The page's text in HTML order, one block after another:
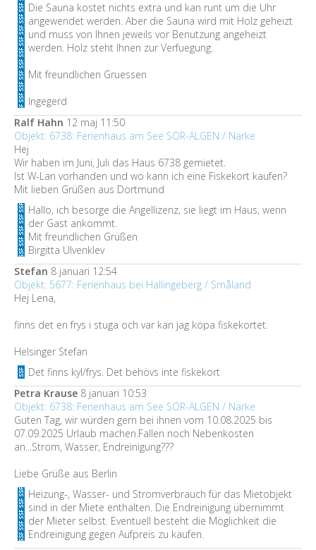
Die Sauna kostet nichts extra und kan runt um die Uhr
angewendet werden. Aber die Sauna wird mit Holz geheizt
und muss von Ihnen jeweils vor Benutzung angeheizt
werden. Holz steht Ihnen zur Verfuegung.
Mit freundlichen Gruessen
Ingegerd
Ralf Hahn 12 maj 11:50
Objekt: 6738: Ferienhaus am See SÖR-ÄLGEN / Närke
Hej
Wir haben im Juni, Juli das Haus 6738 gemietet.
Ist W-Lan vorhanden und wo kann ich eine Fiskekort kaufen?
Mit lieben Grüßen aus Dortmund
Hallo, ich besorge die Angellizenz, sie liegt im Haus, wenn
der Gast ankommt.
Mit freundlichen Grüßen
Birgitta Ulvenklev
Stefan 8 januari 12:54
Objekt: 5677: Ferienhaus bei Hallingeberg / Småland
Hej Lena,
finns det en frys i stuga och var kan jag köpa fiskekortet.
Helsinger Stefan
Det finns kyl/frys. Det behövs inte fiskekort
Petra Krause 8 januari 10:53
Objekt: 6738: Ferienhaus am See SÖR-ÄLGEN / Närke
Guten Tag, wir würden gern bei ihnen vom 10.08.2025 bis
07.09.2025 Urlaub machen.Fallen noch Nebenkosten
an...Strom, Wasser, Endreinigung???
Liebe Grüße aus Berlin
Heizung-, Wasser- und Stromverbrauch für das Mietobjekt
sind in der Miete enthalten. Die Endreinigung übernimmt
der Mieter selbst. Eventuell besteht die Möglichkeit die
Endreinigung gegen Aufpreis zu kaufen.